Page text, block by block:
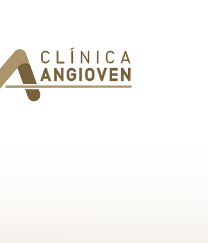
exercícios físicos para ativar a
circulação